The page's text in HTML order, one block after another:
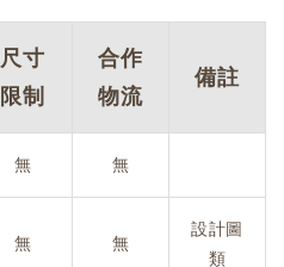
尺寸
限制
合作
物流
備註
無 無
無 無
設計圖
類